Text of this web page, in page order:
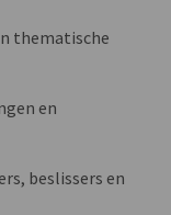
thematische
en
beslissers en